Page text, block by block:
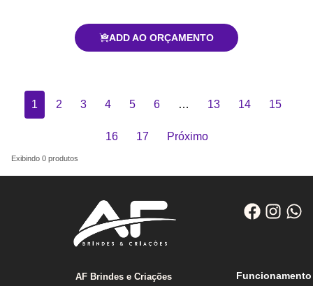
Exibindo 0 produtos
ADD AO ORÇAMENTO
1 2 3 4 5 6 … 13 14 15
16 17 Próximo
AF Brindes e Criações Funcionamento